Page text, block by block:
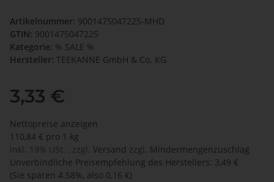
Artikelnummer: 9001475047225-MHD
GTIN: 9001475047225
Kategorie: % SALE %
Hersteller: TEEKANNE GmbH & Co. KG
3,33 €
Nettopreise anzeigen
110,84 € pro 1 kg
inkl. 19% USt. , zzgl. Versand zzgl.
Mindermengenzuschlag
Unverbindliche Preisempfehlung des Herstellers: 3,49 €
(Sie sparen 4.58%, also 0,16 €)